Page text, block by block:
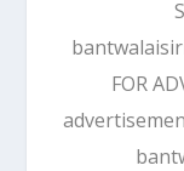
FOR